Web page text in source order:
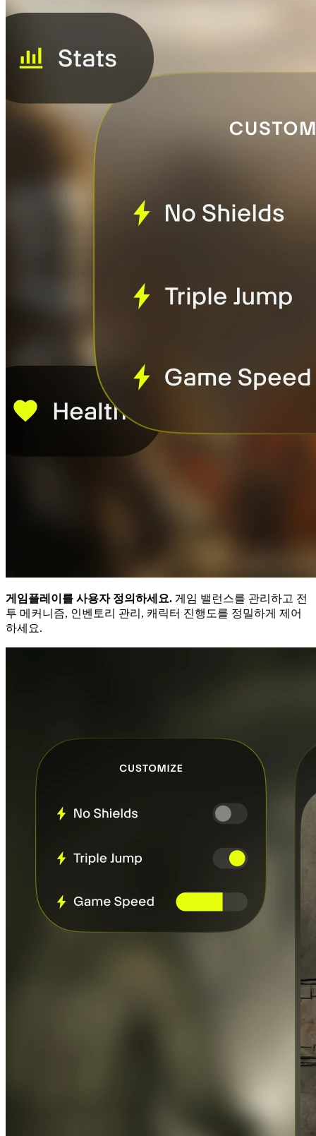
게임플레이를 사용자 정의하세요. 게임 밸런스를 관리하고 전
투 메커니즘, 인벤토리 관리, 캐릭터 진행도를 정밀하게 제어
하세요.